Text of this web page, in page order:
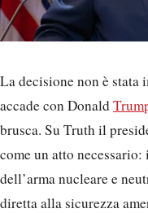
La decisione non è stata
accade con Donald
brusca. Su Truth il
come un atto
dell’arma nucleare e
diretta alla sicurezza